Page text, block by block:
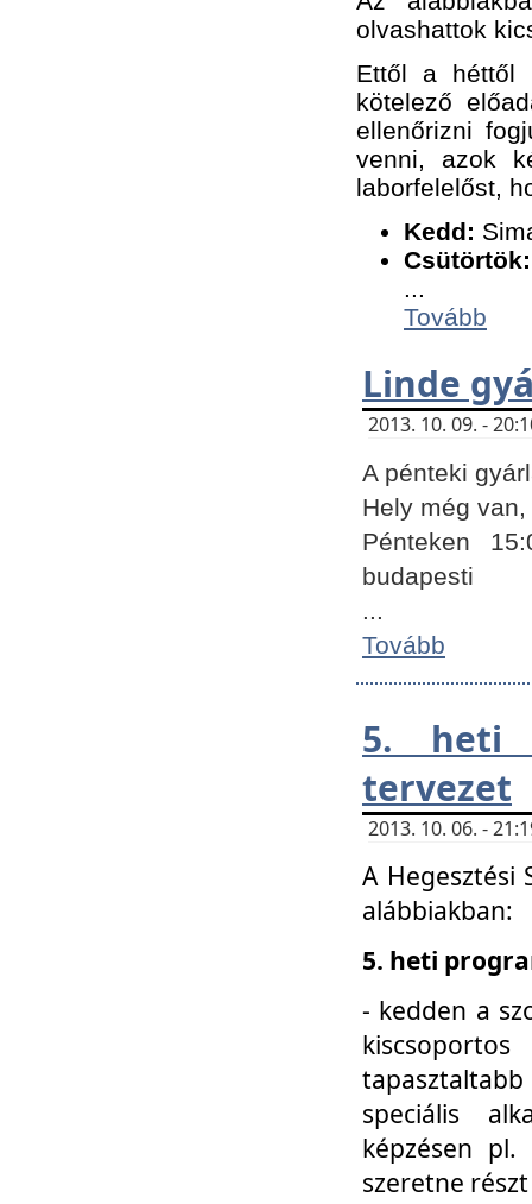
olvashattok
Ettől a héttől
kötelező
ellenőrizni
venni, azok
laborfelelőst,
Kedd:
Csütörtök:
...
Tovább
Linde
2013. 10. 09. -
A pénteki
Hely még
Pénteken
budapesti
...
Tovább
5. heti
tervezet
2013. 10. 06. -
A Hegesztési
alábbiakban:
5. heti
- kedden a
speciális
képzésen
szeretne